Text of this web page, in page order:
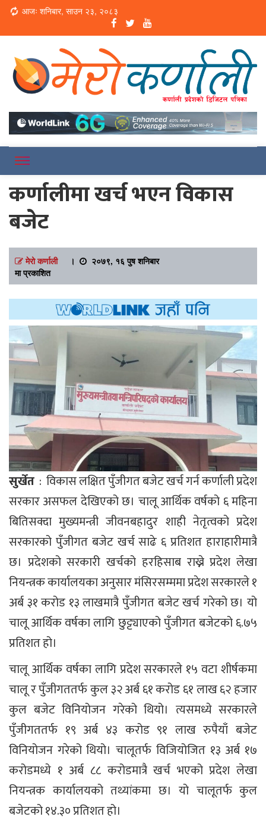
Loading...
आजः शनिबार, साउन २३, २०८३
Merokarnali
कर्णालीमा खर्च भएन विकास
बजेट
मेरो कर्णाली।
२०७९, १६ पुष शनिबार
मा प्रकाशित
सुर्खेत : विकास लक्षित पुँजीगत बजेट खर्च गर्न कर्णाली प्रदेश
सरकार असफल देखिएको छ। चालू आर्थिक वर्षको ६ महिना
बितिसक्दा मुख्यमन्त्री जीवनबहादुर शाही नेतृत्वको प्रदेश
सरकारको पुँजीगत बजेट खर्च साढे ६ प्रतिशत हाराहारीमात्रै
छ। प्रदेशको सरकारी खर्चको हरहिसाब राख्ने प्रदेश लेखा
नियन्त्रक कार्यालयका अनुसार मंसिरसम्ममा प्रदेश सरकारले १
अर्ब ३१ करोड १३ लाखमात्रै पुँजीगत बजेट खर्च गरेको छ। यो
चालू आर्थिक वर्षका लागि छुट्ट्याएको पुँजीगत बजेटको ६.७५
प्रतिशत हो।
चालू आर्थिक वर्षका लागि प्रदेश सरकारले १५ वटा शीर्षकमा
चालू र पुँजीगततर्फ कुल ३२ अर्ब ६१ करोड ६१ लाख ६२ हजार
कुल बजेट विनियोजन गरेको थियो। त्यसमध्ये सरकारले
पुँजीगततर्फ १९ अर्ब ४३ करोड ९१ लाख रुपैयाँ बजेट
विनियोजन गरेको थियो। चालूतर्फ विजियोजित १३ अर्ब १७
करोडमध्ये १ अर्ब ८८ करोडमात्रै खर्च भएको प्रदेश लेखा
नियन्त्रक कार्यालयको तथ्यांकमा छ। यो चालूतर्फ कुल
बजेटको १४.३० प्रतिशत हो।